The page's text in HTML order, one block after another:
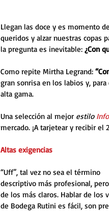
Llegan las doce y es momento
queridos y alzar nuestras copas
la pregunta es inevitable: ¿Con
Como repite Mirtha Legrand:
gran sonrisa en los labios y,
alta gama.
Una selección al mejor estilo
mercado. ¡A tarjetear y recibir el
Altas exigencias
“Uff”, tal vez no sea el término
descriptivo más profesional,
de los más claros. Hablar de los
de Bodega Rutini es fácil, son